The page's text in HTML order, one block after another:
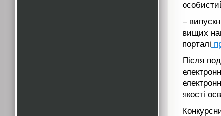
–
вищих
порталі
Після
якості